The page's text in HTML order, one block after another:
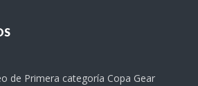
de Primera categoría Copa Gear